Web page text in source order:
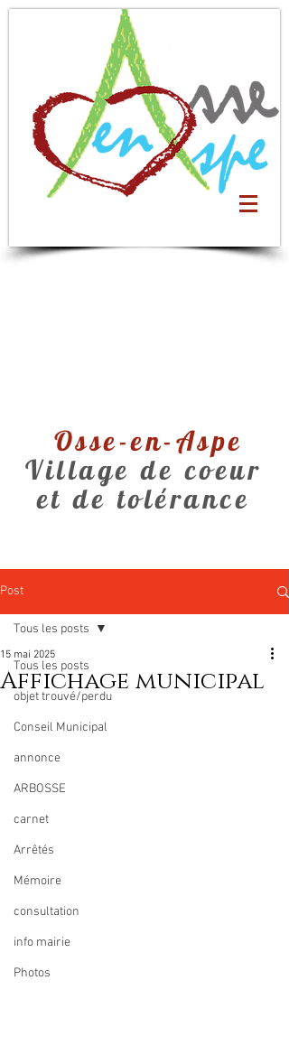
Osse-en-Aspe
Village de coeur
et de tolérance
Post
Tous les posts
objet trouvé/perdu
Conseil Municipal
annonce
ARBOSSE
carnet
Arrêtés
Mémoire
consultation
info mairie
Photos
Tous les posts
Affichage municipal
15 mai 2025